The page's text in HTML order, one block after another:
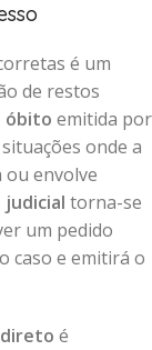
é um
de restos
óbito emitida por
onde a
ou envolve
judicial torna-se
um pedido
caso e emitirá o
é